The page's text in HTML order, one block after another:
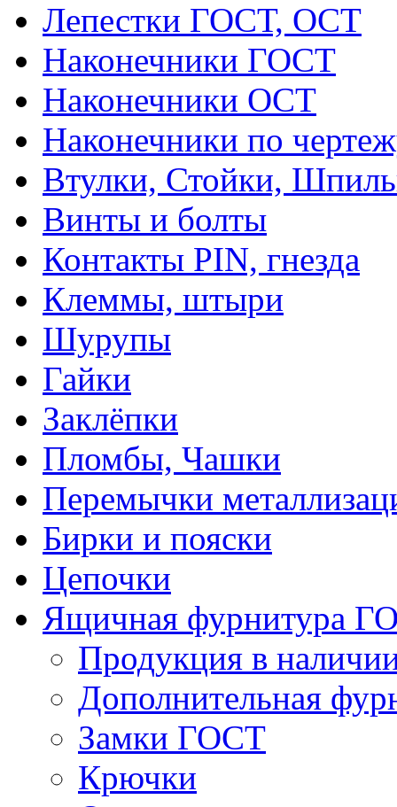
Лепестки ГОСТ, ОСТ
Наконечники ГОСТ
Наконечники ОСТ
Наконечники по
Втулки, Стойки,
Винты и болты
Контакты PIN, гнезда
Клеммы, штыри
Шурупы
Гайки
Заклёпки
Пломбы, Чашки
Перемычки
Бирки и пояски
Цепочки
Ящичная фурнитура
Продукция в
Дополнительная
Замки ГОСТ
Крючки